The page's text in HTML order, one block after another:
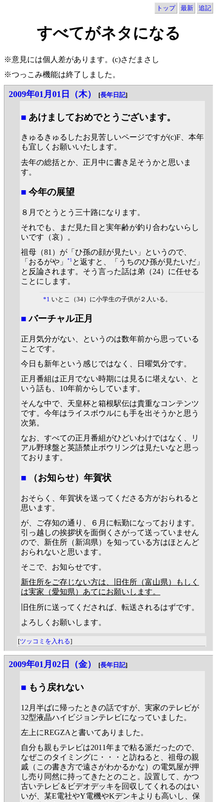
トップ 最新 追記
すべてがネタになる
※意見には個人差があります。(c)さだまさし
※つっこみ機能は終了しました。
2009年01月01日（木） [長年日記]
■ あけましておめでとうございます。
きゅるきゅるしたお見苦しいページですが(c)F、本年
も宜しくお願いいたします。
去年の総括とか、正月中に書き足そうかと思いま
す。
■ 今年の展望
８月でとうとう三十路になります。
それでも、まだ見た目と実年齢が釣り合わないらし
いです（哀）。
祖母（81）が「ひ孫の顔が見たい」というので、
「おるがや」
*1 と返すと、「うちのひ孫が見たいだ」
と反論されます。そう言った話は弟（24）に任せる
ことにします。
*1 いとこ（34）に小学生の子供が２人いる。
■バーチャル正月
正月気分がない、というのは数年前から思っている
ことです。
今日も新年という感じではなく、日曜気分です。
正月番組は正月でない時期には見るに堪えない、と
いう話も、10年前からしています。
そんな中で、天皇杯と箱根駅伝は貴重なコンテンツ
です。今年はライスボウルにも手を出そうかと思う
次第。
なお、すべての正月番組がひどいわけではなく、リ
アル野球盤と英語禁止ボウリングは見たいなと思っ
ております。
■ （お知らせ）年賀状
おそらく、年賀状を送ってくださる方がおられると
思います。
が、ご存知の通り、６月に転勤になっております。
引っ越しの挨拶状を面倒くさがって送っていません
ので、新住所（新潟県）を知っている方はほとんど
おられないと思います。
そこで、お知らせです。
新住所をご存じない方は、旧住所（富山県）もしく
は実家（愛知県）あてにお願いします。
旧住所に送ってくだされば、転送されるはずです。
よろしくお願いします。
[ツッコミを入れる]
2009年01月02日（金） [長年日記]
■ もう戻れない
12月半ばに帰ったときの話ですが、実家のテレビが
32型液晶ハイビジョンテレビになっていました。
左上にREGZAと書いてありました。
自分も親もテレビは2011年まで粘る派だったので、
なぜこのタイミングに・・・と訪ねると、祖母の親
戚（この書き方で遠さがわかるかな）の電気屋が押
し売り同然に持ってきたとのこと。設置して、かつ
古いテレビ＆ビデオデッキを回収してくれるのはい
いが、某E電社やY電機やKデンキよりも高いし、保